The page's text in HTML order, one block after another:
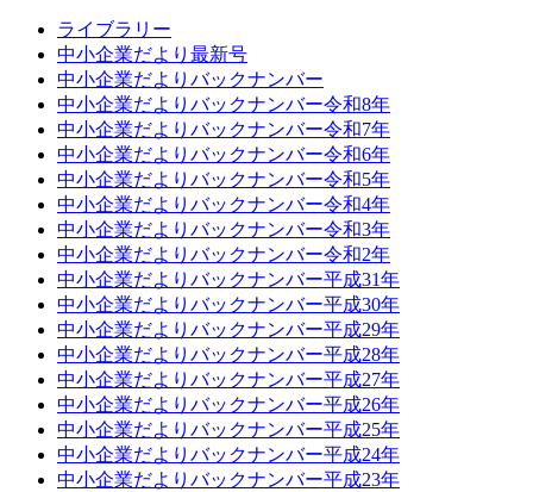
ライブラリー
中小企業だより最新号
中小企業だよりバックナンバー
中小企業だよりバックナンバー令和8年
中小企業だよりバックナンバー令和7年
中小企業だよりバックナンバー令和6年
中小企業だよりバックナンバー令和5年
中小企業だよりバックナンバー令和4年
中小企業だよりバックナンバー令和3年
中小企業だよりバックナンバー令和2年
中小企業だよりバックナンバー平成31年
中小企業だよりバックナンバー平成30年
中小企業だよりバックナンバー平成29年
中小企業だよりバックナンバー平成28年
中小企業だよりバックナンバー平成27年
中小企業だよりバックナンバー平成26年
中小企業だよりバックナンバー平成25年
中小企業だよりバックナンバー平成24年
中小企業だよりバックナンバー平成23年